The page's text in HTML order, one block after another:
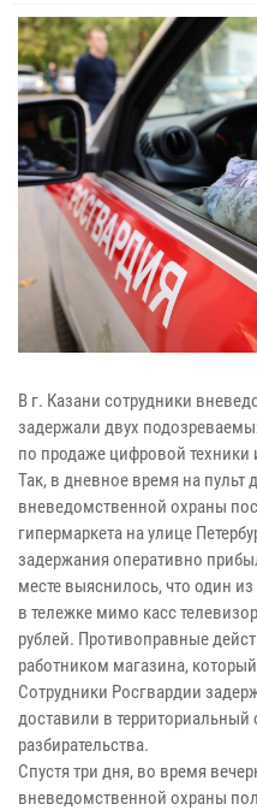
В г. Казани сотрудники
задержали двух
по продаже цифровой техники
Так, в дневное время на пульт
вневедомственной охраны
гипермаркета на улице
задержания оперативно
месте выяснилось, что один
в тележке мимо касс
рублей. Противоправные
работником магазина,
Сотрудники Росгвардии
доставили в
разбирательства.
Спустя три дня, во время
вневедомственной охраны